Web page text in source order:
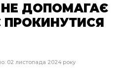
ДОПОМАГАЄ
ПРОКИНУТИСЯ
02 листопада 2024 року